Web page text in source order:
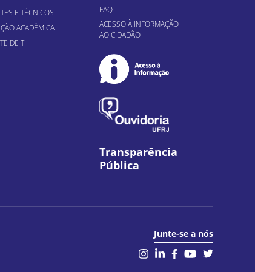
E TÉCNICOS
ACADÊMICA
DE TI
FAQ
ACESSO À INFORMAÇÃO
AO CIDADÃO
Transparência
Pública
Junte-se a nós